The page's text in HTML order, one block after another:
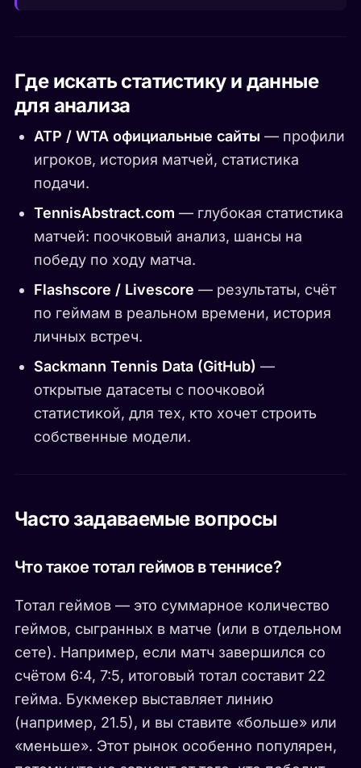
Где искать статистику и данные
для анализа
ATP / WTA официальные сайты — профили
игроков, история матчей, статистика
подачи.
TennisAbstract.com — глубокая статистика
матчей: поочковый анализ, шансы на
победу по ходу матча.
Flashscore / Livescore — результаты, счёт
по геймам в реальном времени, история
личных встреч.
Sackmann Tennis Data (GitHub) —
открытые датасеты с поочковой
статистикой, для тех, кто хочет строить
собственные модели.
Часто задаваемые вопросы
Что такое тотал геймов в теннисе?
Тотал геймов — это суммарное количество
геймов, сыгранных в матче (или в отдельном
сете). Например, если матч завершился со
счётом 6:4, 7:5, итоговый тотал составит 22
гейма. Букмекер выставляет линию
(например, 21.5), и вы ставите «больше» или
«меньше». Этот рынок особенно популярен,